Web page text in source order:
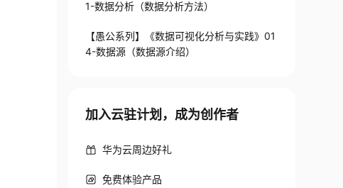
1-数据分析（数据分析方法）
【愚公系列】《数据可视化分析与实践》01
4-数据源（数据源介绍）
加入云驻计划，成为创作者
华为云周边好礼
免费体验产品